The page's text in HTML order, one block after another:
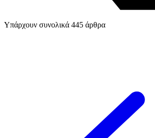
Υπάρχουν συνολικά 445 άρθρα